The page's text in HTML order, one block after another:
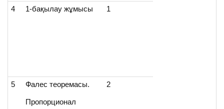
4 1-бақылау жұмысы 1
5 Фалес теоремасы.
Пропорционал
2